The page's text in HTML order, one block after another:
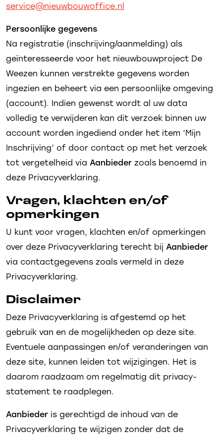
service@nieuwbouwoffice.nl
Persoonlijke gegevens
Na registratie (inschrijving/aanmelding) als
geïnteresseerde voor het nieuwbouwproject De
Weezen kunnen verstrekte gegevens worden
ingezien en beheert via een persoonlijke omgeving
(account). Indien gewenst wordt al uw data
volledig te verwijderen kan dit verzoek binnen uw
account worden ingediend onder het item ‘Mijn
Inschrijving’ of door contact op met het verzoek
tot vergetelheid via Aanbieder zoals benoemd in
deze Privacyverklaring.
Vragen, klachten en/of
opmerkingen
U kunt voor vragen, klachten en/of opmerkingen
over deze Privacyverklaring terecht bij Aanbieder
via contactgegevens zoals vermeld in deze
Privacyverklaring.
Disclaimer
Deze Privacyverklaring is afgestemd op het
gebruik van en de mogelijkheden op deze site.
Eventuele aanpassingen en/of veranderingen van
deze site, kunnen leiden tot wijzigingen. Het is
daarom raadzaam om regelmatig dit privacy-
statement te raadplegen.
Aanbieder is gerechtigd de inhoud van de
Privacyverklaring te wijzigen zonder dat de